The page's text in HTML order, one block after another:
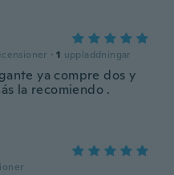
· 1 uppladdningar
ya compre dos y
la recomiendo .